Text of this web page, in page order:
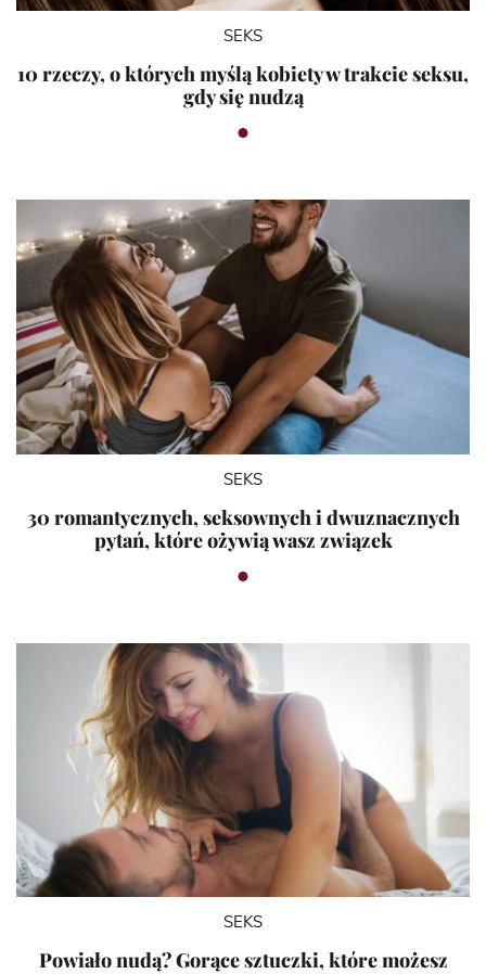
SEKS
10 rzeczy, o których myślą kobiety w trakcie seksu,
gdy się nudzą
SEKS
30 romantycznych, seksownych i dwuznacznych
pytań, które ożywią wasz związek
SEKS
Powiało nudą? Gorące sztuczki, które możesz